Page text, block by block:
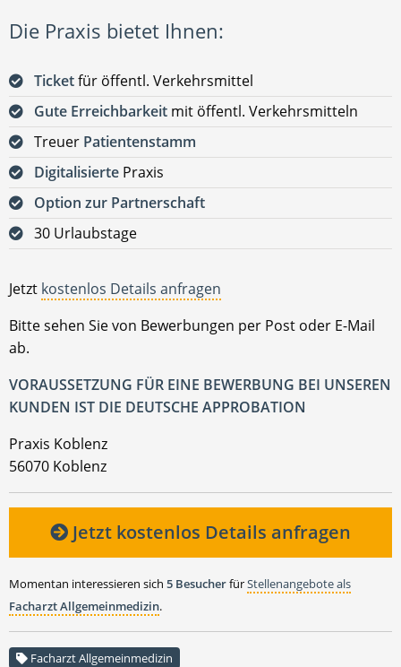
Die Praxis bietet Ihnen:
Ticketfür öffentl. Verkehrsmittel
Gute Erreichbarkeit mit öffentl. Verkehrsmitteln
Treuer Patientenstamm
Digitalisierte Praxis
Option zur Partnerschaft
30 Urlaubstage
Jetzt kostenlos Details anfragen
Bitte sehen Sie von Bewerbungen per Post oder E-Mail
ab.
VORAUSSETZUNG FÜR EINE BEWERBUNG BEI UNSEREN
KUNDEN IST DIE DEUTSCHE APPROBATION
Praxis Koblenz
56070 Koblenz
Jetzt kostenlos Details anfragen
Momentan interessieren sich 5 BesucherfürStellenangebote als
Facharzt Allgemeinmedizin.
Facharzt Allgemeinmedizin